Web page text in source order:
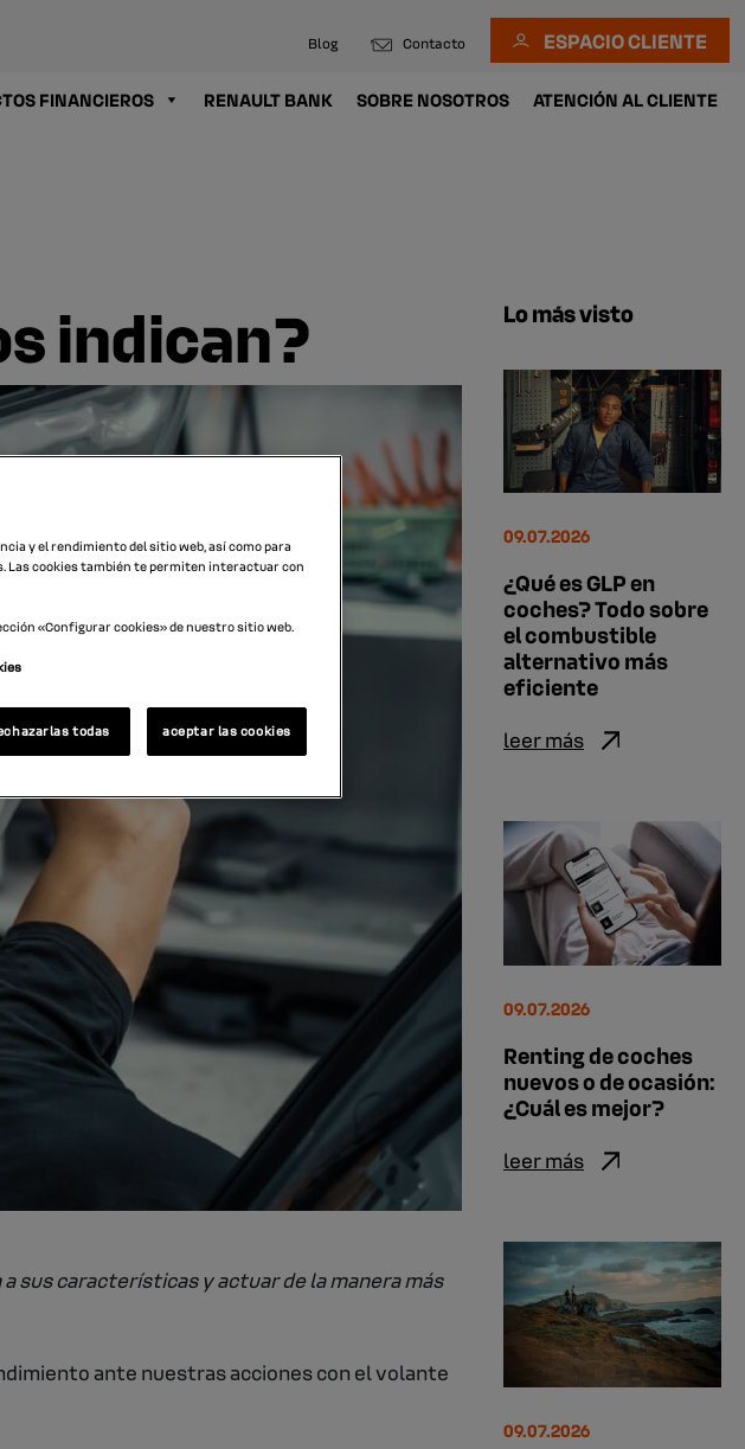
Blog Contacto ESPACIO CLIENTE
FINANCIEROS RENAULT BANK SOBRE NOSOTROS ATENCIÓN AL CLIENTE
indican?
sus características y actuar de la manera más
ante nuestras acciones con el volante
Lo más visto
¿Qué es GLP en
coches? Todo sobre
el combustible
alternativo más
eficiente
09.07.2026
leer más
Renting de coches
nuevos o de ocasión:
¿Cuál es mejor?
09.07.2026
leer más
09.07.2026
y el rendimiento del sitio web, así como para
Las cookies también te permiten interactuar con
«Configurar cookies» de nuestro sitio web.
todas aceptar las cookies